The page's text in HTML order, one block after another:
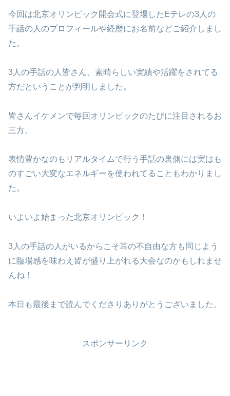
今回は北京オリンピック開会式に登場したEテレの3人の
手話の人のプロフィールや経歴にお名前などご紹介しまし
た。
3人の手話の人皆さん、素晴らしい実績や活躍をされてる
方だということが判明しました。
皆さんイケメンで毎回オリンピックのたびに注目されるお
三方。
表情豊かなのもリアルタイムで行う手話の裏側には実はも
のすごい大変なエネルギーを使われてることもわかりまし
た。
いよいよ始まった北京オリンピック！
3人の手話の人がいるからこそ耳の不自由な方も同じよう
に臨場感を味わえ皆が盛り上がれる大会なのかもしれませ
んね！
本日も最後まで読んでくださりありがとうございました。
スポンサーリンク